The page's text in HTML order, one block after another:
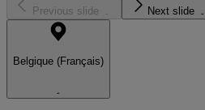
Previous slide Next slide
Belgique (Français)